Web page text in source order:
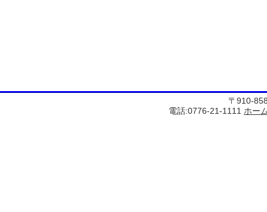
〒910-
電話:0776-21-1111 ホー